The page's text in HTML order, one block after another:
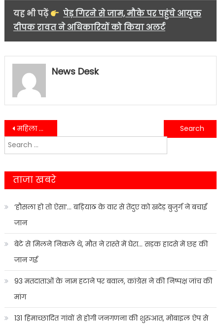
यह भी पढ़ें
पेड़ गिरने से जाम, मौके पर पहुंचे आयुक्त
दीपक रावत ने अधिकारियों को किया अलर्ट
News Desk
Post
navigation
महिला आरक्षण को लेकर कांग्रेस सड़कों पर, गणेश गोदियाल के नेतृत्व में गरजा विरोध
कुमाऊँ आयुक्त की जनसुनवाई में कई मामलों का निस्तारण, अधिकारियों को अल्टीमेटम
Search
for:
ताजा खबरे
‘हौसला हो तो ऐसा’… बड़ियाठ के वार से तेंदुए को खदेड़ बुजुर्ग ने बचाई
जान
बेटे से मिलने निकले थे, मौत ने रास्ते में घेरा… सड़क हादसे में छह की
जान गई
93 मतदाताओं के नाम हटाने पर बवाल, कांग्रेस ने की निष्पक्ष जांच की
मांग
131 हिमाच्छादित गांवों से होगी जनगणना की शुरुआत, मोबाइल ऐप से